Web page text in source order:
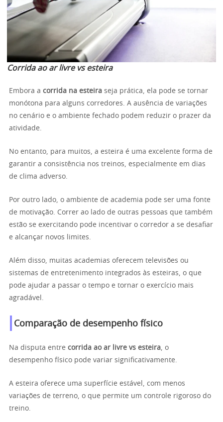
Corrida ao ar livre vs esteira
Embora a corrida na esteira seja prática, ela pode se tornar
monótona para alguns corredores. A ausência de variações
no cenário e o ambiente fechado podem reduzir o prazer da
atividade.
No entanto, para muitos, a esteira é uma excelente forma de
garantir a consistência nos treinos, especialmente em dias
de clima adverso.
Por outro lado, o ambiente de academia pode ser uma fonte
de motivação. Correr ao lado de outras pessoas que também
estão se exercitando pode incentivar o corredor a se desafiar
e alcançar novos limites.
Além disso, muitas academias oferecem televisões ou
sistemas de entretenimento integrados às esteiras, o que
pode ajudar a passar o tempo e tornar o exercício mais
agradável.
Comparação de desempenho físico
Na disputa entre corrida ao ar livre vs esteira , o
desempenho físico pode variar significativamente.
A esteira oferece uma superfície estável, com menos
variações de terreno, o que permite um controle rigoroso do
treino.